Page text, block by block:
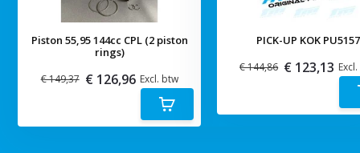
Piston 55,95 144cc CPL (2 piston
rings)
€ 149,37 € 126,96 Excl. btw
PICK-UP KOK PU5157
€ 144,86 € 123,13